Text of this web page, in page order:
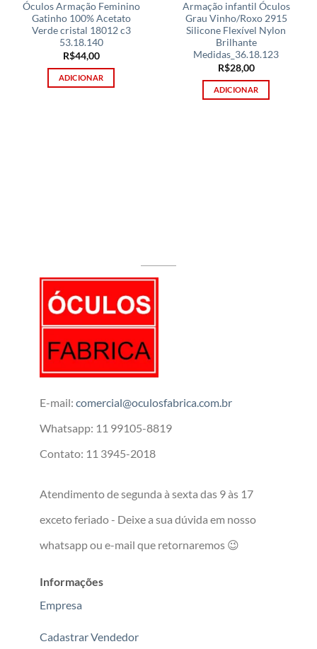
Óculos Armação Feminino
Gatinho 100% Acetato
Verde cristal 18012 c3
53.18.140
R$44,00
ADICIONAR
Armação infantil Óculos
Grau Vinho/Roxo 2915
Silicone Flexível Nylon
Brilhante
Medidas_36.18.123
R$28,00
ADICIONAR
E-mail: comercial@oculosfabrica.com.br
Whatsapp: 11 99105-8819
Contato: 11 3945-2018
Atendimento de segunda à sexta das 9 às 17
exceto feriado - Deixe a sua dúvida em nosso
whatsapp ou e-mail que retornaremos 😉
Informações
Empresa
Cadastrar Vendedor